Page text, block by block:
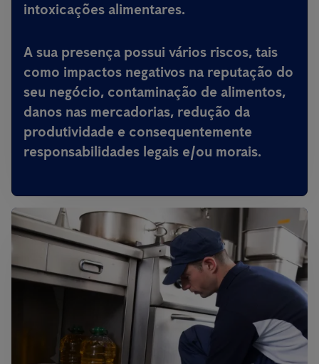
intoxicações alimentares.
A sua presença possui vários riscos, tais
como impactos negativos na reputação do
seu negócio, contaminação de alimentos,
danos nas mercadorias, redução da
produtividade e consequentemente
responsabilidades legais e/ou morais.